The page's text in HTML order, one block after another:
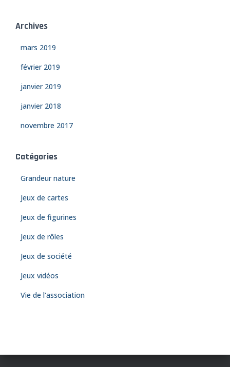
Archives
mars 2019
février 2019
janvier 2019
janvier 2018
novembre 2017
Catégories
Grandeur nature
Jeux de cartes
Jeux de figurines
Jeux de rôles
Jeux de société
Jeux vidéos
Vie de l'association